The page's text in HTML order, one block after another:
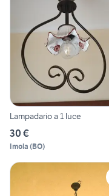
Lampadario a 1 luce
30 €
Imola (BO)